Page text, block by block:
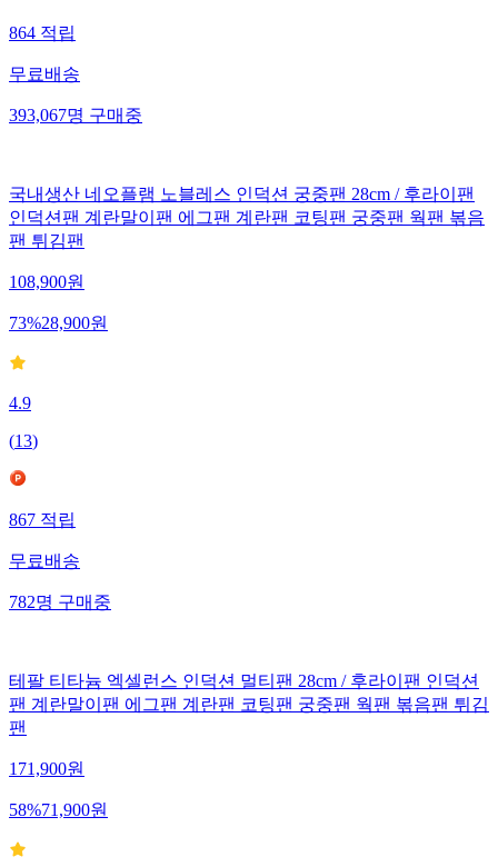
864적립
무료배송
393,067명구매중
국내생산 네오플램 노블레스 인덕션 궁중팬 28cm / 후라이팬
인덕션팬 계란말이팬 에그팬 계란팬 코팅팬 궁중팬 웍팬 볶음
팬 튀김팬
108,900원
73%28,900원
4.9
(13)
867적립
무료배송
782명구매중
테팔 티타늄 엑셀런스 인덕션 멀티팬 28cm / 후라이팬 인덕션
팬 계란말이팬 에그팬 계란팬 코팅팬 궁중팬 웍팬 볶음팬 튀김
팬
171,900원
58%71,900원